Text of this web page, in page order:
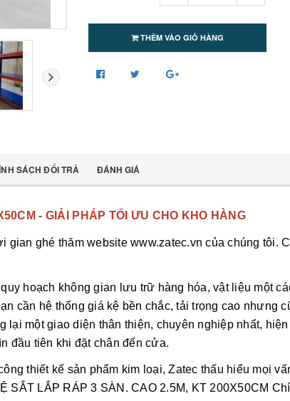
THÊM VÀO GIỎ HÀNG
SÁCH ĐỔI TRẢ ĐÁNH GIÁ
- GIẢI PHÁP TỐI ƯU CHO KHO HÀNG
gian ghé thăm website www.zatec.vn của chúng tôi.
hoạch không gian lưu trữ hàng hóa, vật liệu một
cần hệ thống giá kệ bền chắc, tải trọng cao nhưng
lại một giao diện thân thiện, chuyên nghiệp nhất,
đầu tiên khi đặt chân đến cửa.
thiết kế sản phẩm kim loại, Zatec thấu hiểu mọi
LẮP RÁP 3 SÀN. CAO 2.5M, KT 200X50CM